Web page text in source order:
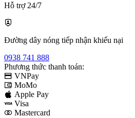
Hỗ trợ 24/7
Đường dây nóng tiếp nhận khiếu nại
0938 741 888
Phương thức thanh toán:
VNPay
MoMo
Apple Pay
Visa
Mastercard